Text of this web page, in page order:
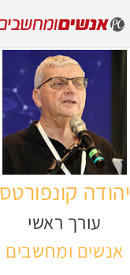
יהודה קונפורטס
עורך ראשי
אנשים ומחשבים